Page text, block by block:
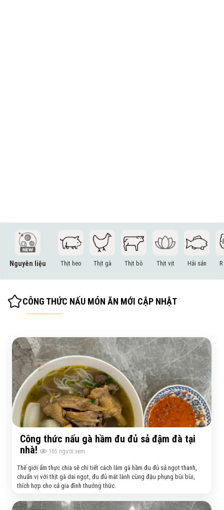
Nguyên liệu Thịt heo Thịt gà Thịt bò Thịt vịt Hải sản
CÔNG THỨC NẤU MÓN ĂN MỚI CẬP NHẬT
Công thức nấu gà hầm đu đủ sả đậm đà tại
nhà!
165 người xem
Thế giới ẩm thực chia sẽ chi tiết cách làm gà hầm đu đủ sả ngọt thanh,
chuẩn vị với thịt gà dai ngọt, đu đủ mát lành cùng đậu phụng bùi bùi,
thích hợp cho cả gia đình thưởng thức.